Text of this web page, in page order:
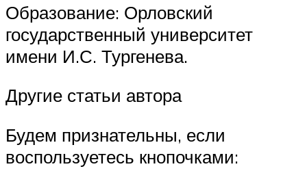
Образование: Орловский
государственный университет
имени И.С. Тургенева.
Другие статьи автора
Будем признательны, если
воспользуетесь кнопочками: